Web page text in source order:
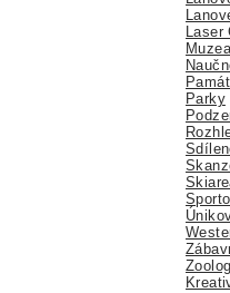
Laser
Muzea
Parky